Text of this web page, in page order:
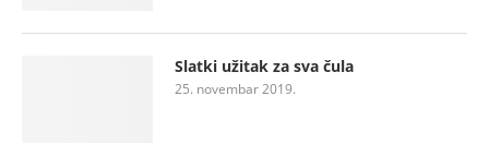
Slatki užitak za sva čula
25. novembar 2019.